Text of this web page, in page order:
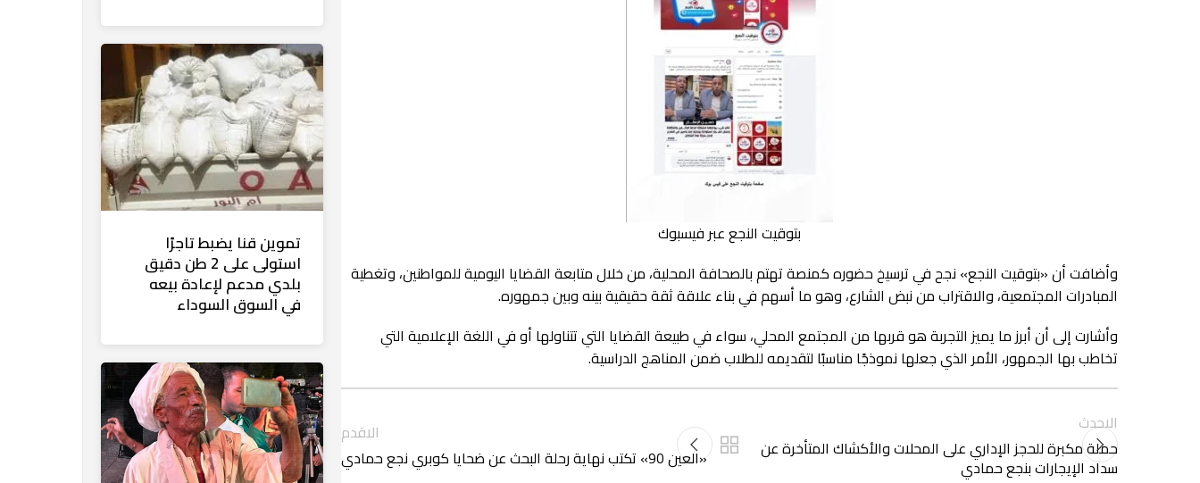
بتوقيت النجع عبر فيسبوك
وأضافت أن «بتوقيت النجع» نجح في ترسيخ حضوره كمنصة تهتم بالصحافة المحلية، من خلال متابعة القضايا اليومية للمواطنين، وتغطية
المبادرات المجتمعية، والاقتراب من نبض الشارع، وهو ما أسهم في بناء علاقة ثقة حقيقية بينه وبين جمهوره.
وأشارت إلى أن أبرز ما يميز التجربة هو قربها من المجتمع المحلي، سواء في طبيعة القضايا التي تتناولها أو في اللغة الإعلامية التي
تخاطب بها الجمهور، الأمر الذي جعلها نموذجًا مناسبًا لتقديمه للطلاب ضمن المناهج الدراسية.
الاحدث
حملة مكبرة للحجز الإداري على المحلات والأكشاك المتأخرة عن
سداد الإيجارات بنجع حمادي
الاقدم
«العين 90» تكتب نهاية رحلة البحث عن ضحايا كوبري نجع حمادي
تموين قنا يضبط تاجرًا
استولى على 2 طن دقيق
بلدي مدعم لإعادة بيعه
في السوق السوداء